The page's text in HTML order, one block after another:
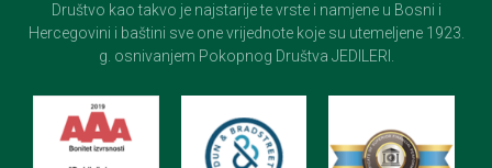
Društvo kao takvo je najstarije te vrste i namjene u Bosni i
Hercegovini i baštini sve one vrijednote koje su utemeljene 1923.
g. osnivanjem Pokopnog Društva JEDILERI.